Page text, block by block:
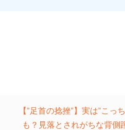
【”足首の捻挫”】実は”こっ
も？見落とされがちな背側